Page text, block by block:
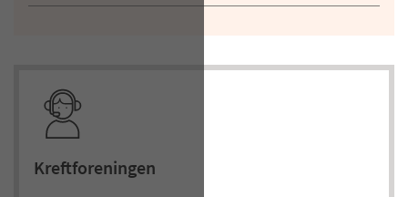
Kreftforeningen